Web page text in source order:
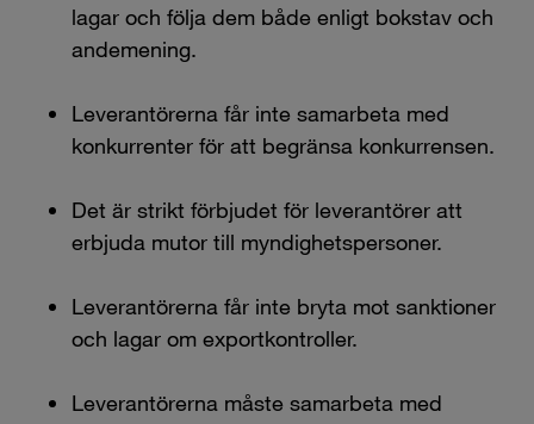
lagar och följa dem både enligt bokstav och
andemening.
Leverantörerna får inte samarbeta med
konkurrenter för att begränsa konkurrensen.
Det är strikt förbjudet för leverantörer att
erbjuda mutor till myndighetspersoner.
Leverantörerna får inte bryta mot sanktioner
och lagar om exportkontroller.
Leverantörerna måste samarbeta med